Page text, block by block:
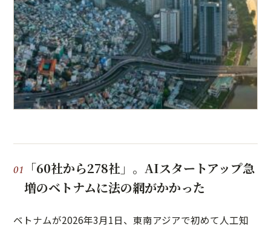
「60社から278社」。AIスタートアップ急
増のベトナムに法の網がかかった
ベトナムが2026年3月1日、東南アジアで初めて人工知